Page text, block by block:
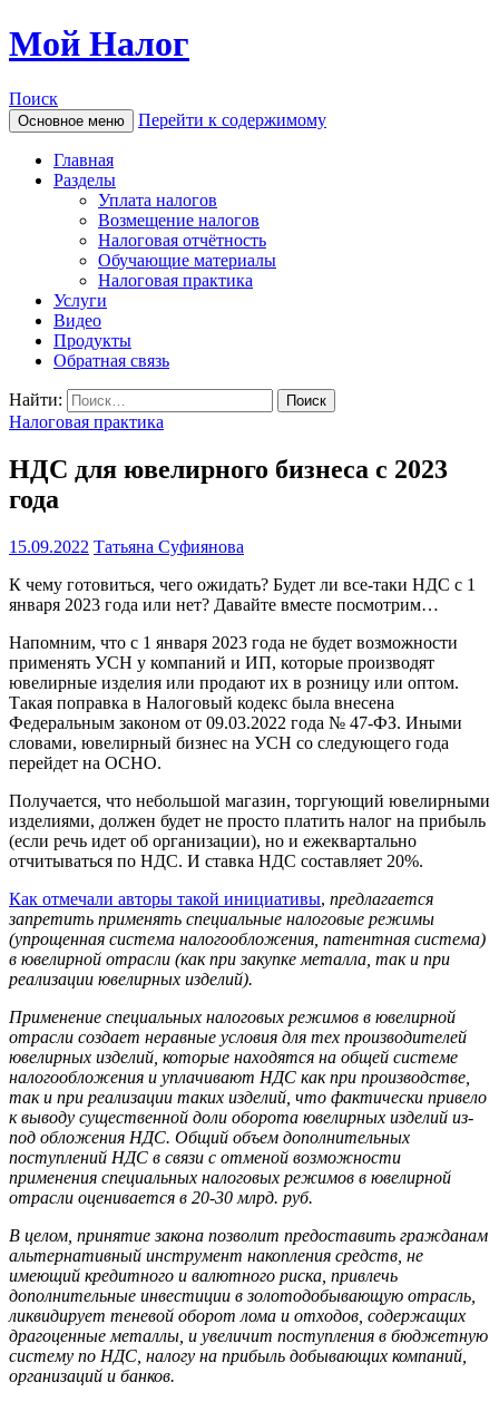
Мой Налог
Поиск
Основное меню Перейти к содержимому
Главная
Разделы
Уплата налогов
Возмещение налогов
Налоговая отчётность
Обучающие материалы
Налоговая практика
Услуги
Видео
Продукты
Обратная связь
Найти:
Налоговая практика
НДС для ювелирного бизнеса с 2023
года
15.09.2022 Татьяна Суфиянова
К чему готовиться, чего ожидать? Будет ли все-таки НДС с 1
января 2023 года или нет? Давайте вместе посмотрим…
Напомним, что с 1 января 2023 года не будет возможности
применять УСН у компаний и ИП, которые производят
ювелирные изделия или продают их в розницу или оптом.
Такая поправка в Налоговый кодекс была внесена
Федеральным законом от 09.03.2022 года № 47-ФЗ. Иными
словами, ювелирный бизнес на УСН со следующего года
перейдет на ОСНО.
Получается, что небольшой магазин, торгующий ювелирными
изделиями, должен будет не просто платить налог на прибыль
(если речь идет об организации), но и ежеквартально
отчитываться по НДС. И ставка НДС составляет 20%.
Как отмечали авторы такой инициативы, предлагается
запретить применять специальные налоговые режимы
(упрощенная система налогообложения, патентная система)
в ювелирной отрасли (как при закупке металла, так и при
реализации ювелирных изделий).
Применение специальных налоговых режимов в ювелирной
отрасли создает неравные условия для тех производителей
ювелирных изделий, которые находятся на общей системе
налогообложения и уплачивают НДС как при производстве,
так и при реализации таких изделий, что фактически привело
к выводу существенной доли оборота ювелирных изделий из-
под обложения НДС. Общий объем дополнительных
поступлений НДС в связи с отменой возможности
применения специальных налоговых режимов в ювелирной
отрасли оценивается в 20-30 млрд. руб.
В целом, принятие закона позволит предоставить гражданам
альтернативный инструмент накопления средств, не
имеющий кредитного и валютного риска, привлечь
дополнительные инвестиции в золотодобывающую отрасль,
ликвидирует теневой оборот лома и отходов, содержащих
драгоценные металлы, и увеличит поступления в бюджетную
систему по НДС, налогу на прибыль добывающих компаний,
организаций и банков.